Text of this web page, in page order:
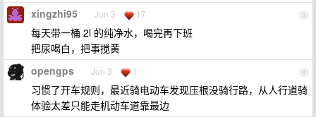
3
xingzhi95 Jun 3 17
每天带一桶 2l 的纯净水，喝完再下班
把尿喝白，把事搅黄
4
opengps Jun 3 1
习惯了开车规则，最近骑电动车发现压根没骑行路，从人行道骑
体验太差只能走机动车道靠最边